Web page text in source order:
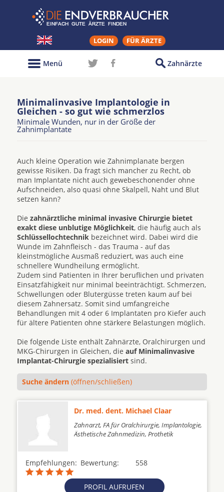
LOGIN FÜR ÄRZTE
Zahnärzte
Menü
Minimalinvasive Implantologie in
Gleichen - so gut wie schmerzlos
Minimale Wunden, nur in der Größe der
Zahnimplantate
Auch kleine Operation wie Zahnimplanate bergen
gewisse Risiken. Da fragt sich mancher zu Recht, ob
man Implantate nicht auch gewebeschonender ohne
Aufschneiden, also quasi ohne Skalpell, Naht und Blut
setzen kann?
Die zahnärztliche minimal invasive Chirurgie bietet
exakt diese unblutige Möglichkeit, die häufig auch als
Schlüssellochtechnik bezeichnet wird. Dabei wird die
Wunde im Zahnfleisch - das Trauma - auf das
kleinstmögliche Ausmaß reduziert, was auch eine
schnellere Wundheilung ermöglicht.
Zudem sind Patienten in Ihrer beruflichen und privaten
Einsatzfähigkeit nur minimal beeinträchtigt. Schmerzen,
Schwellungen oder Blutergüsse treten kaum auf bei
diesem Zahnersatz. Somit sind umfangreiche
Behandlungen mit 4 oder 6 Implantaten pro Kiefer auch
für ältere Patienten ohne stärkere Belastungen möglich.
Die folgende Liste enthält Zahnärzte, Oralchirurgen und
MKG-Chirurgen in Gleichen, die auf Minimalinvasive
Implantat-Chirurgie spezialisiert sind.
Suche ändern (öffnen/schließen)
Dr. med. dent. Michael Claar
Zahnarzt, FA für Oralchirurgie, Implantologie,
Ästhetische Zahnmedizin, Prothetik
Empfehlungen: 558
Bewertung:
PROFIL AUFRUFEN